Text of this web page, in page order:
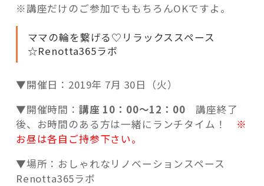
※講座だけのご参加でももちろんOKですよ。
ママの輪を繋げる♡リラックススペース
☆Renotta365ラボ
▼開催日：2019年 7月 30日（火）
▼開催時間： 講座 10：00～12：00 講座終了
後、お時間のある方は一緒にランチタイム！ ※
お昼は各自ご持参下さい。
▼場所：おしゃれなリノベーションスペース
Renotta365ラボ